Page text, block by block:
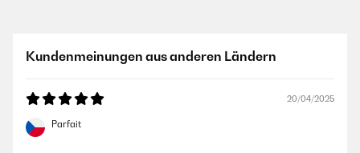
Kundenmeinungen aus anderen Ländern
20/04/2025
Parfait